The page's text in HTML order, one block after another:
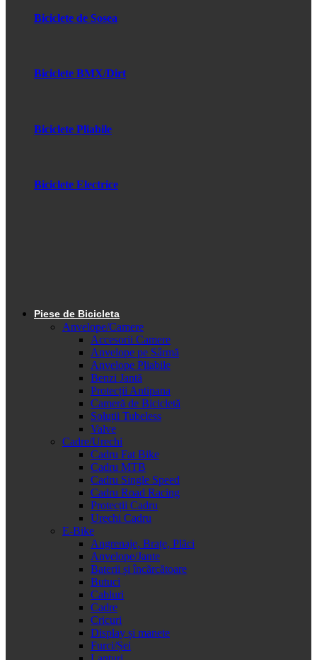
Biciclete de Sosea
Biciclete BMX/Dirt
Biciclete Pliabile
Biciclete Electrice
Piese de Bicicleta
Anvelope/Camere
Accesorii Camere
Anvelope pe Sârmă
Anvelope Pliabile
Benzi Jantă
Protecții Antipana
Cameră de Bicicletă
Soluții Tubeless
Valve
Cadre/Urechi
Cadru Fat Bike
Cadru MTB
Cadru Single Speed
Cadru Road Racing
Protecții Cadru
Urechi Cadru
E-Bike
Angrenaje, Brațe, Plăci
Anvelope/Jante
Baterii și încărcătoare
Butuci
Cabluri
Cadre
Cricuri
Display și manete
Furci/Șei